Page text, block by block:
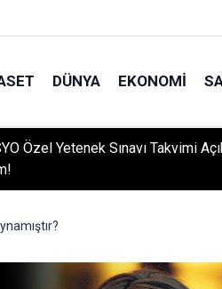
DÜNYA EKONOMI
Özel Yetenek Sınavı Takvimi